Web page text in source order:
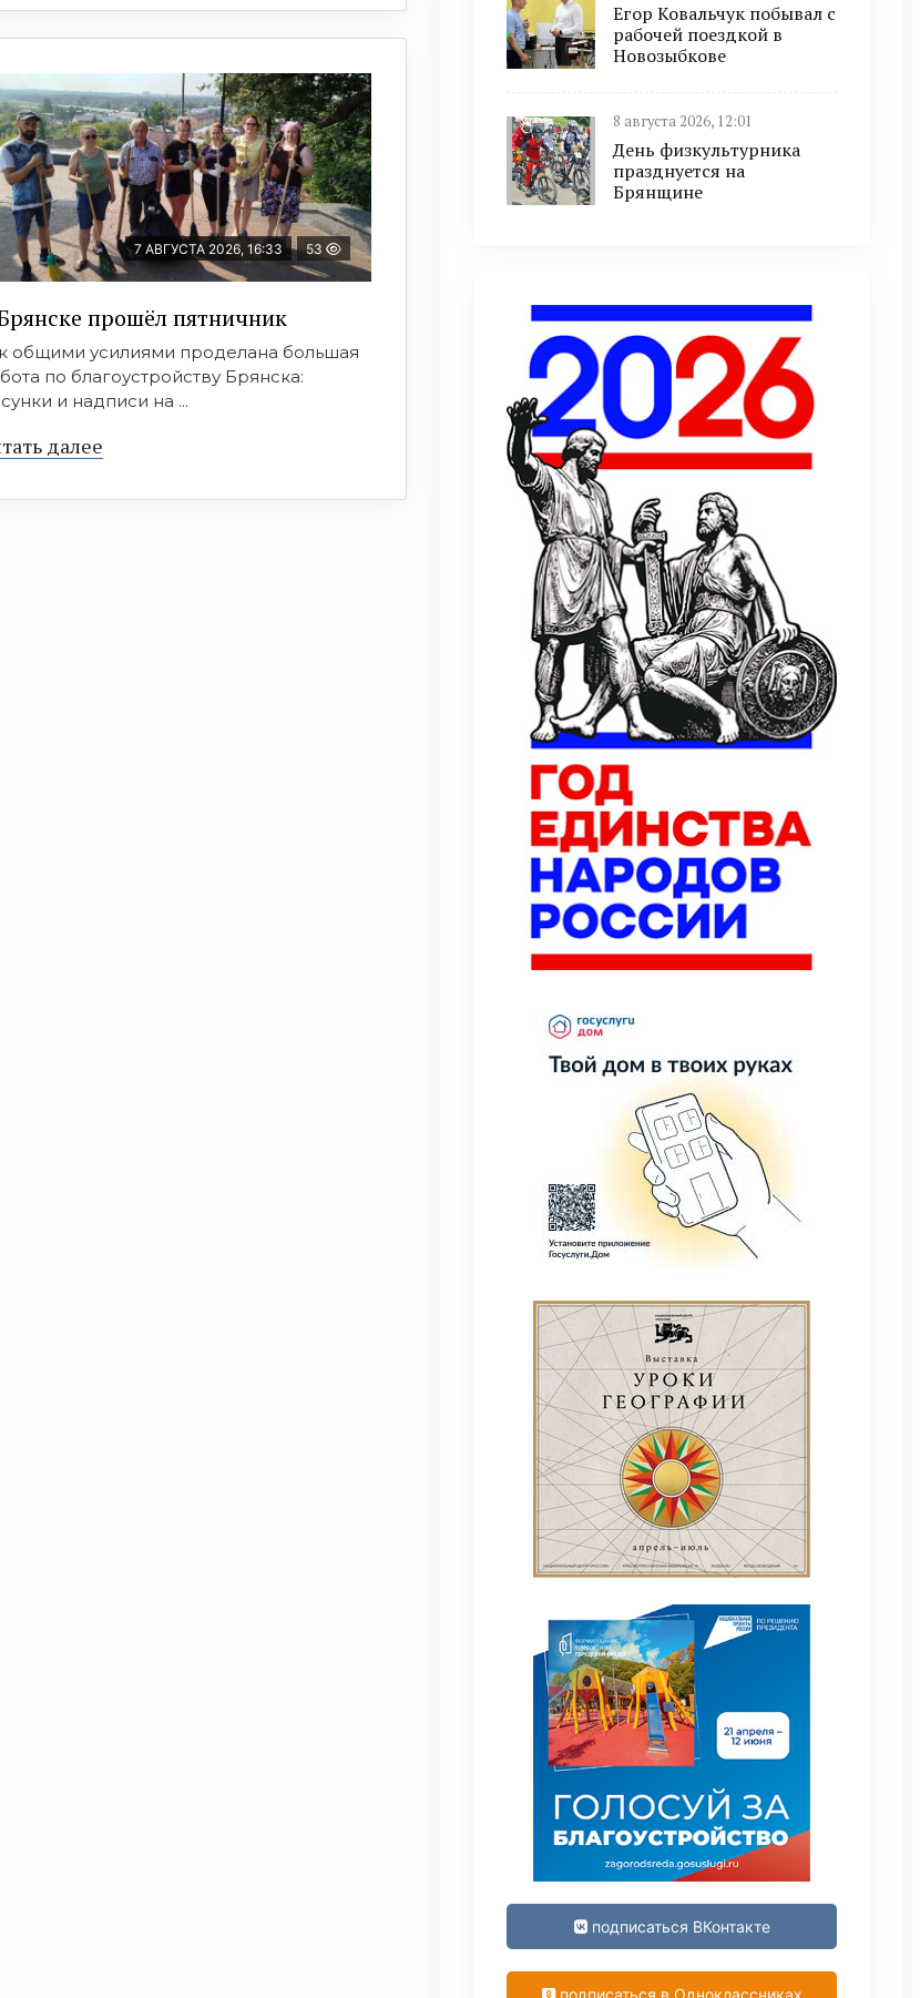
7 АВГУСТА 2026, 16:33 53
прошёл пятничник
общими усилиями проделана большая
по благоустройству Брянска:
и надписи на ...
далее
Егор Ковальчук побывал с
рабочей поездкой в
Новозыбкове
8 августа 2026, 12:01
День физкультурника
празднуется на
Брянщине
подписаться ВКонтакте